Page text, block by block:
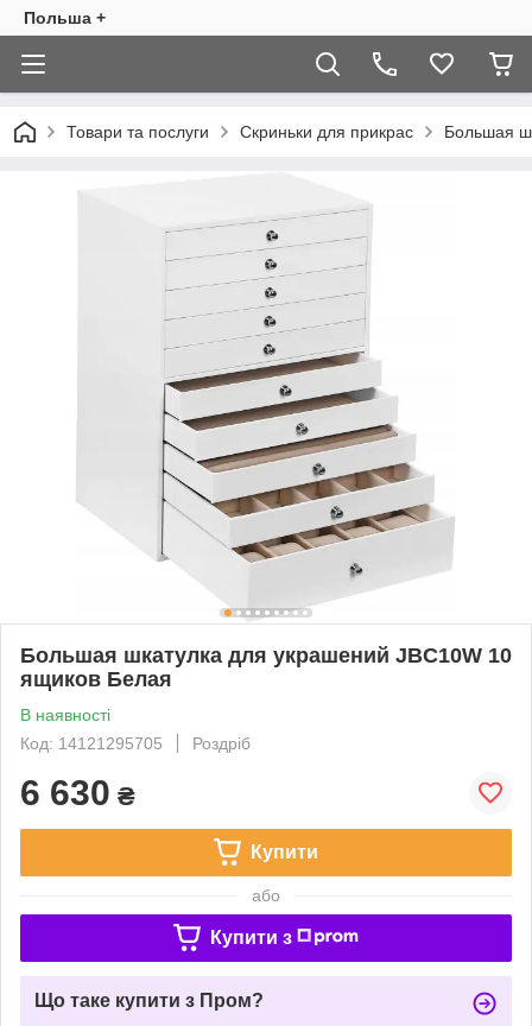
Польша +
Товари та послуги Скриньки для прикрас Большая
Большая шкатулка для украшений JBC10W 10
ящиков Белая
В наявності
Код: 14121295705
Роздріб
6 630 ₴
Купити
або
Купити з
Що таке купити з Пром?